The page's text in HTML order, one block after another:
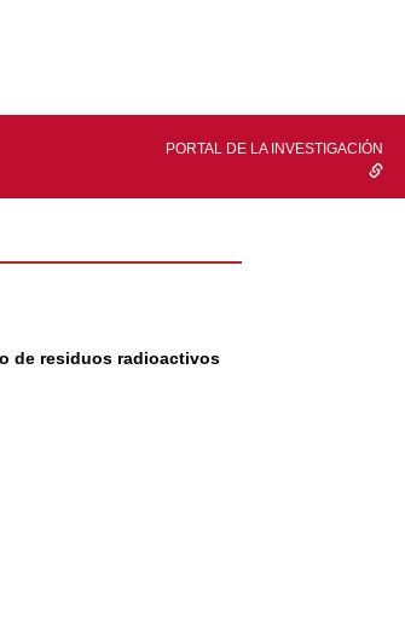
PORTAL DE LA INVESTIGACIÓN
de residuos radioactivos